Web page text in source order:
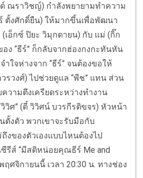
ณราวิชญ์) กำลังพยายามทำความ
ตั้งศักดิ์ยืน) ให้มากขึ้นเพื่อพัฒนา
อ็กซ์ ปิยะ วิมุกตายน) กับ แม่ (กิ๊ก
ง “ธีร์” ก็กลับจากฮ่องกงกะทันหัน
ำใจห่างจาก “ธีร์” จนต้องขอให้
วรวงศ์) ไปช่วยดูแล “พีช” แทน ส่วน
วามตึงเครียดระหว่างทำงาน
วิศ” (ตี๋ วิวิศน์ บวรกีรติขจร) หัวหน้า
งตัว พวกเขาจะรับมือกับ
ของตัวเองแบบไหนต้องไป
รีส์ “มีสติหน่อยคุณธีร์ Me and
ฤศจิกายนนี้ เวลา 20:30 น. ทางช่อง